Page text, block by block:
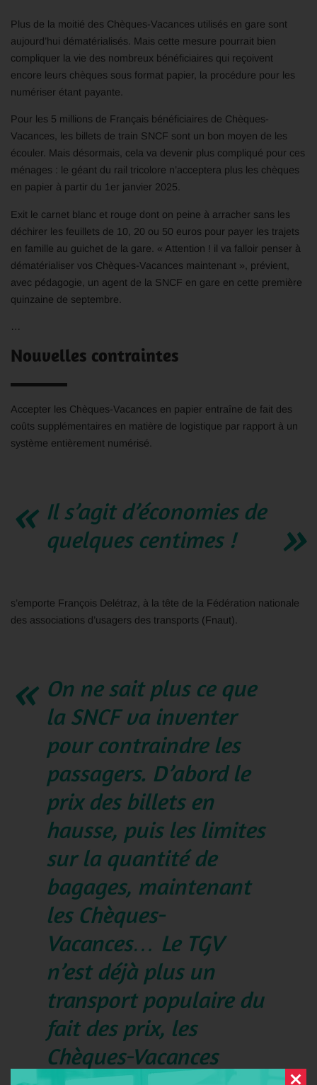
Plus de la moitié des Chèques-Vacances utilisés en gare sont
aujourd’hui dématérialisés. Mais cette mesure pourrait bien
compliquer la vie des nombreux bénéficiaires qui reçoivent
encore leurs chèques sous format papier, la procédure pour les
numériser étant payante.
Pour les 5 millions de Français bénéficiaires de Chèques-
Vacances, les billets de train SNCF sont un bon moyen de les
écouler. Mais désormais, cela va devenir plus compliqué pour ces
ménages : le géant du rail tricolore n’acceptera plus les chèques
en papier à partir du 1er janvier 2025.
Exit le carnet blanc et rouge dont on peine à arracher sans les
déchirer les feuillets de 10, 20 ou 50 euros pour payer les trajets
en famille au guichet de la gare. « Attention ! il va falloir penser à
dématérialiser vos Chèques-Vacances maintenant », prévient,
avec pédagogie, un agent de la SNCF en gare en cette première
quinzaine de septembre.
Nouvelles contraintes
Accepter les Chèques-Vacances en papier entraîne de fait des
coûts supplémentaires en matière de logistique par rapport à un
système entièrement numérisé.
Il s’agit d’économies de
quelques centimes !
s’emporte François Delétraz, à la tête de la Fédération nationale
des associations d’usagers des transports (Fnaut).
On ne sait plus ce que
la SNCF va inventer
pour contraindre les
passagers. D’abord le
prix des billets en
hausse, puis les limites
sur la quantité de
bagages, maintenant
les Chèques-
Vacances… Le TGV
n’est déjà plus un
transport populaire du
fait des prix, les
Chèques-Vacances